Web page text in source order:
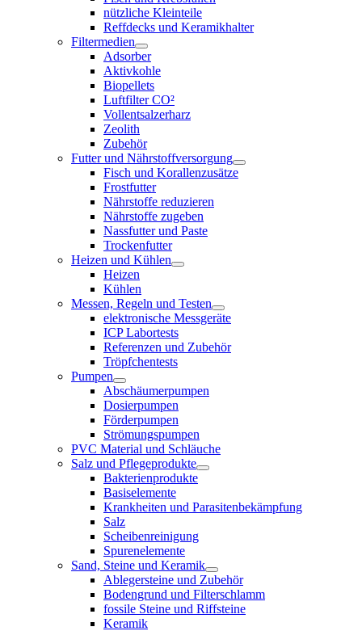
nützliche Kleinteile
Reffdecks und Keramikhalter
Filtermedien
Adsorber
Aktivkohle
Biopellets
Luftfilter CO²
Vollentsalzerharz
Zeolith
Zubehör
Futter und Nährstoffversorgung
Fisch und Korallenzusätze
Frostfutter
Nährstoffe reduzieren
Nährstoffe zugeben
Nassfutter und Paste
Trockenfutter
Heizen und Kühlen
Heizen
Kühlen
Messen, Regeln und Testen
elektronische Messgeräte
ICP Labortests
Referenzen und Zubehör
Tröpfchentests
Pumpen
Abschäumerpumpen
Dosierpumpen
Förderpumpen
Strömungspumpen
PVC Material und Schläuche
Salz und Pflegeprodukte
Bakterienprodukte
Basiselemente
Krankheiten und Parasitenbekämpfung
Salz
Scheibenreinigung
Spurenelemente
Sand, Steine und Keramik
Ablegersteine und Zubehör
Bodengrund und Filterschlamm
fossile Steine und Riffsteine
Keramik